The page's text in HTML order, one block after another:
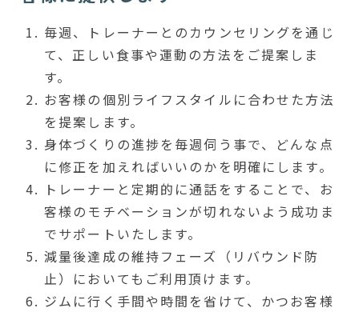
毎週、トレーナーとのカウンセリングを通じ
て、正しい食事や運動の方法をご提案しま
す。
お客様の個別ライフスタイルに合わせた方法
を提案します。
身体づくりの進捗を毎週伺う事で、どんな点
に修正を加えればいいのかを明確にします。
トレーナーと定期的に通話をすることで、お
客様のモチベーションが切れないよう成功ま
でサポートいたします。
減量後達成の維持フェーズ（リバウンド防
止）においてもご利用頂けます。
ジムに行く手間や時間を省けて、かつお客様